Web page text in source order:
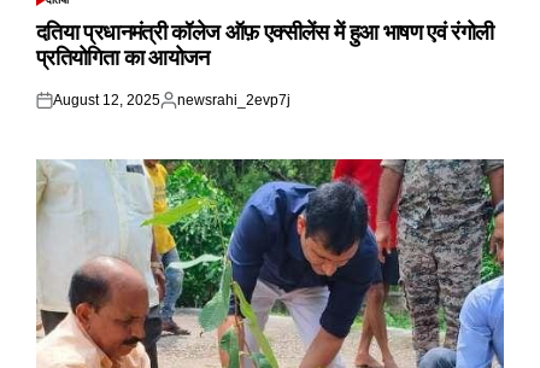
POSTED
दतिया प्रधानमंत्री कॉलेज ऑफ़ एक्सीलेंस में हुआ भाषण एवं रंगोली
प्रतियोगिता का आयोजन
Posted
August 12, 2025
Posted
newsrahi_2evp7j